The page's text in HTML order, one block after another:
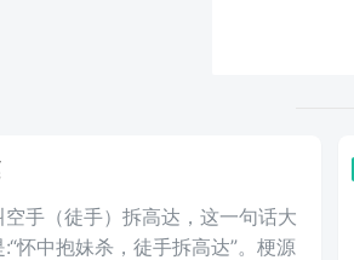
手（徒手）拆高达，这一句话大
怀中抱妹杀，徒手拆高达”。梗源